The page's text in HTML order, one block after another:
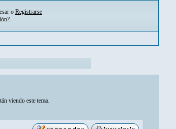
o Registrarse
.
viendo este tema.